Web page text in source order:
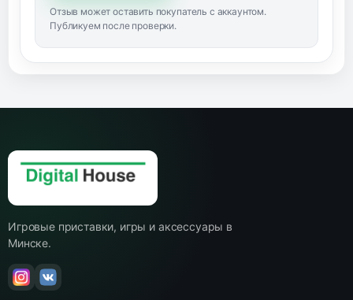
Отзыв может оставить покупатель с аккаунтом.
Публикуем после проверки.
Игровые приставки, игры и аксессуары в
Минске.